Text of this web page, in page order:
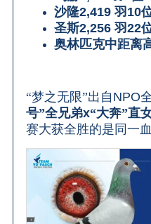
沙隆2,419 羽 10
圣斯2,256 羽22
奥林匹克中距离
“梦之无限”出自 NPO
号”全兄弟x“大奔”直
赛大获全胜的是同一血